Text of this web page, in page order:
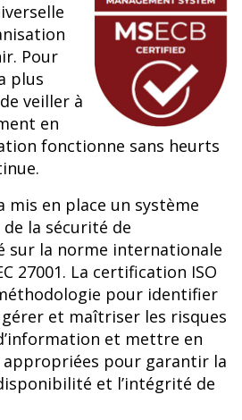
Pour
plus
veiller à
en
fonctionne sans heurts
mis en place un système
la sécurité de
sur la norme internationale
27001. La certification ISO
pour identifier
gérer et maîtriser les risques
et mettre en
appropriées pour garantir la
et l’intégrité de